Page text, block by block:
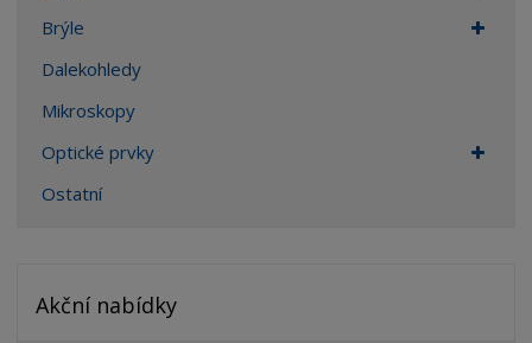
Brýle
Dalekohledy
Mikroskopy
Optické prvky
Ostatní
Akční nabídky